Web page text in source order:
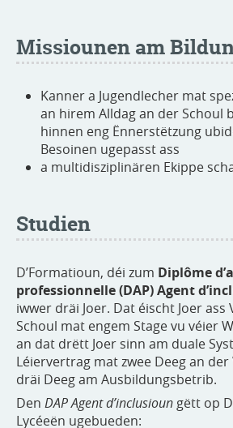
Missiounen am
Kanner a Jugendlecher mat
an hirem Alldag an der Schoul
hinnen eng Ënnerstëtzung
Besoinen ugepasst ass
a multidisziplinären Ekippe
Studien
D’Formatioun, déi zum Diplôme
professionnelle (DAP) Agent
iwwer dräi Joer. Dat éischt Joer ass
Schoul mat engem Stage vu véier
an dat drëtt Joer sinn am duale
Léiervertrag mat zwee Deeg an der
dräi Deeg am Ausbildungsbetrib.
Den DAP Agent d’inclusioun gëtt op
Lycéeën ugebueden: